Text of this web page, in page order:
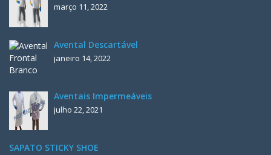
março 11, 2022
Avental Descartável
janeiro 14, 2022
Aventais Impermeáveis
julho 22, 2021
SAPATO STICKY SHOE